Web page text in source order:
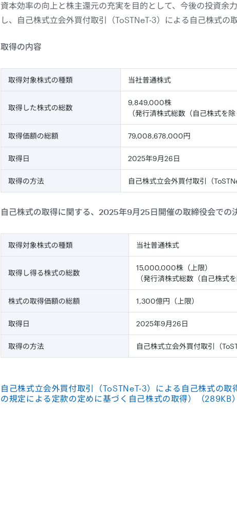
資本効率の向上と株主還元の充実を目的として、今後の投資余
し、自己株式立会外買付取引（ToSTNeT-3）による自己株式の
取得の内容
取得対象株式の種類 当社普通株式
取得した株式の総数
9,849,000株
（発行済株式総数（自己株式を
取得価額の総額 79,008,678,000円
取得日 2025年9月26日
取得の方法 自己株式立会外買付取引（
自己株式の取得に関する、2025年9月25日開催の取締役会での
取得対象株式の種類 当社普通株式
取得し得る株式の総数
15,000,000株（上限）
（発行済株式総数（自己株式
株式の取得価額の総額 1,300億円（上限）
取得日 2025年9月26日
取得の方法 自己株式立会外買付取引（
自己株式立会外買付取引（ToSTNeT-3）による自己株式の
の規定による定款の定めに基づく自己株式の取得）（289KB）